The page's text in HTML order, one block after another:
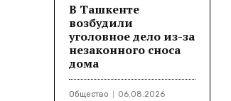
В Ташкенте
возбудили
уголовное дело из-за
незаконного сноса
дома
Общество 06.08.2026